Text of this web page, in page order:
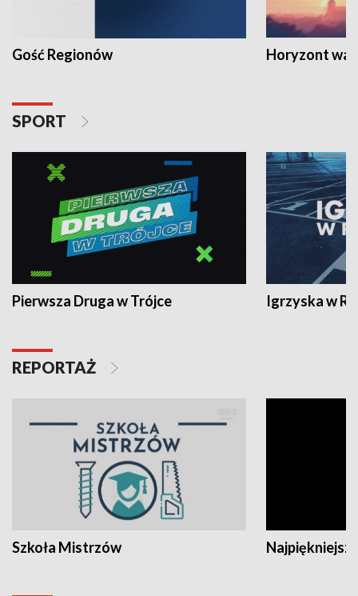
Gość Regionów Horyzont
SPORT
Pierwsza Druga w Trójce Igrzyska w
REPORTAŻ
Szkoła Mistrzów